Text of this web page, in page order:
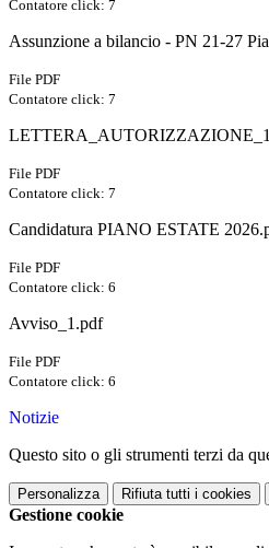
Contatore click: 7
Assunzione a bilancio - PN 21-27
File PDF
Contatore click: 7
File PDF
Contatore click: 7
Candidatura PIANO ESTATE
File PDF
Contatore click: 6
Avviso_1.pdf
File PDF
Contatore click: 6
Notizie
Questo sito o gli strumenti terzi da
Personalizza Rifiuta tutti i cookies
Gestione cookie